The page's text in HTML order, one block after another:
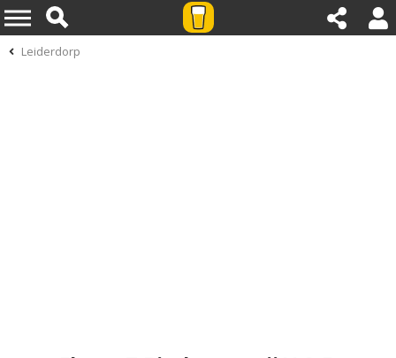
Leiderdorp